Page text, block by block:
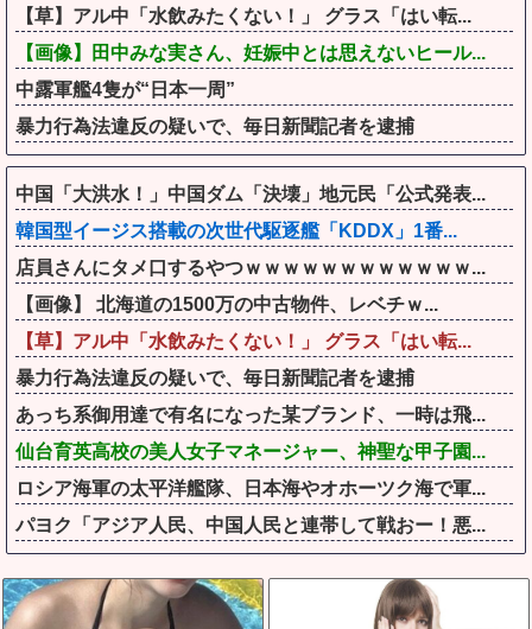
【草】アル中「水飲みたくない！」 グラス「はい転...
【画像】田中みな実さん、妊娠中とは思えないヒール...
中露軍艦4隻が“日本一周”
暴力行為法違反の疑いで、毎日新聞記者を逮捕
中国「大洪水！」中国ダム「決壊」地元民「公式発表...
韓国型イージス搭載の次世代駆逐艦「KDDX」1番...
店員さんにタメ口するやつｗｗｗｗｗｗｗｗｗｗｗｗ...
【画像】 北海道の1500万の中古物件、レベチｗ...
【草】アル中「水飲みたくない！」 グラス「はい転...
暴力行為法違反の疑いで、毎日新聞記者を逮捕
あっち系御用達で有名になった某ブランド、一時は飛...
仙台育英高校の美人女子マネージャー、神聖な甲子園...
ロシア海軍の太平洋艦隊、日本海やオホーツク海で軍...
パヨク「アジア人民、中国人民と連帯して戦おー！悪...